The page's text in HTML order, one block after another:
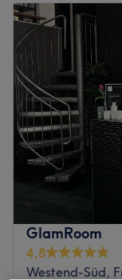
Dienstag
Mittwoch
Donnerstag
Freitag
Samstag
Sonntag
Muss man zum
RivaDerma
Frankfurt am
dauerhaft
Mit der
Nd:yag von
ausgewählten
GlamRoom
4,8
Westend-Süd,